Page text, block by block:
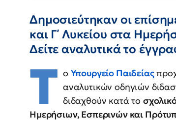
Δημοσιεύτηκαν οι
και Γ΄ Λυκείου στα
Δείτε αναλυτικά το
Τ ο Υπουργείο Παιδείας
αναλυτικών οδηγιών
διδαχθούν κατά το
Ημερήσιων, Εσπερινών και